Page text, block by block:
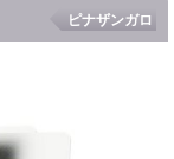
ピナザンガロ